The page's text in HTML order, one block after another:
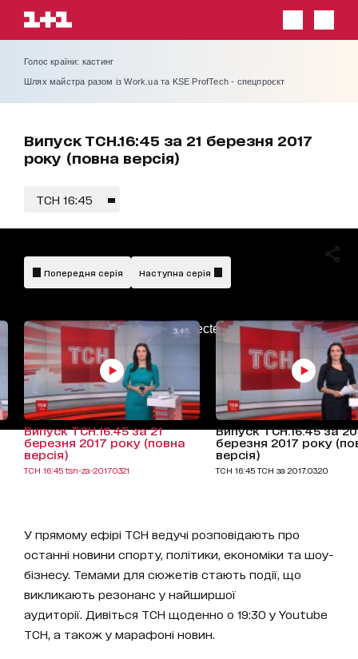
Голос країни: кастинг
Шлях майстра разом із Work.ua та KSE ProfTech - спецпроєкт
Випуск ТСН.16:45 за 21 березня 2017
року (повна версія)
ТСН 16:45
AdBlockDetected!
Попередня серія Наступна серія
Випуск ТСН.16:45 за 21
березня 2017 року (повна
версія)
ТСН 16:45 tsn-za-20170321
Випуск ТСН.16:45 за 20
березня 2017 року
версія)
ТСН 16:45 ТСН за 2017.03.20
У прямому ефірі ТСН ведучі розповідають про
останні новини спорту, політики, економіки та шоу-
бізнесу. Темами для сюжетів стають події, що
викликають резонанс у найширшої
аудиторії. Дивіться ТСН щоденно о 19:30 у Youtube
ТСН, а також у марафоні новин.